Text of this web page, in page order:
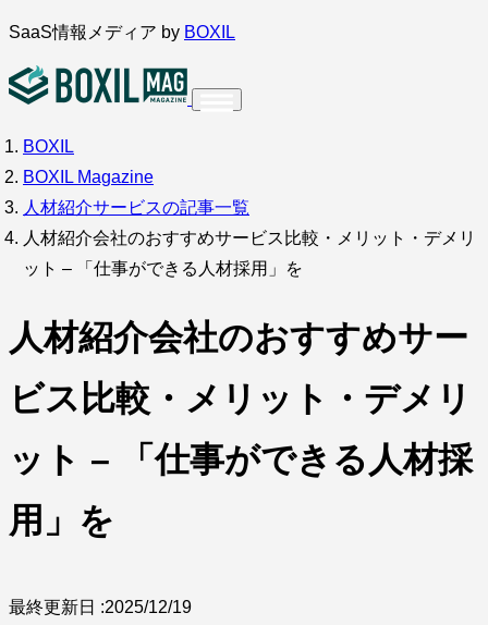
内
を
キ
ッ
プ
SaaS情報メディア by BOXIL
インタビュー
サービス比較 キーワードから探す
SaaS情報メディア by BOXIL
BOXIL
BOXIL Magazine
人材紹介サービスの記事一覧
人材紹介会社のおすすめサービス比較・メリット・デメリ
ット – 「仕事ができる人材採用」を
人材紹介会社のおすすめサー
ビス比較・メリット・デメリ
ット – 「仕事ができる人材採
用」を
最終更新日 :2025/12/19